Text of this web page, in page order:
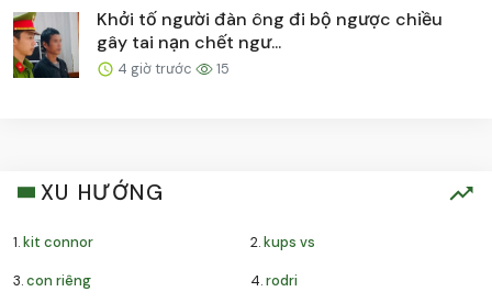
Khởi tố người đàn ông đi bộ ngược chiều
gây tai nạn chết ngư...
4 giờ trước 15
XU HƯỚNG
1.kit connor 2.kups vs
3.con riêng 4.rodri